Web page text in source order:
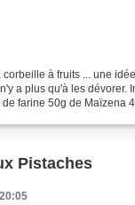
à fruits ... une
a plus qu'à les dévorer.
farine 50g de Maïzena
Pistaches